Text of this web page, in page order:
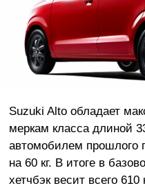
Suzuki Alto обладает
меркам класса длиной
автомобилем прошлого
на 60 кг. В итоге в
хетчбэк весит всего